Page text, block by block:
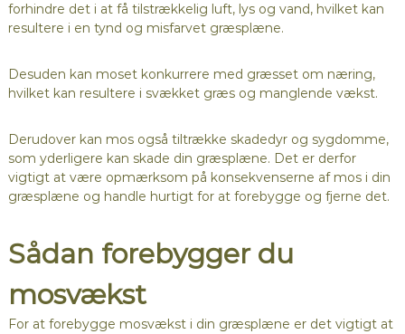
forhindre det i at få tilstrækkelig luft, lys og vand, hvilket kan
resultere i en tynd og misfarvet græsplæne.
Desuden kan moset konkurrere med græsset om næring,
hvilket kan resultere i svækket græs og manglende vækst.
Derudover kan mos også tiltrække skadedyr og sygdomme,
som yderligere kan skade din græsplæne. Det er derfor
vigtigt at være opmærksom på konsekvenserne af mos i din
græsplæne og handle hurtigt for at forebygge og fjerne det.
Sådan forebygger du
mosvækst
For at forebygge mosvækst i din græsplæne er det vigtigt at